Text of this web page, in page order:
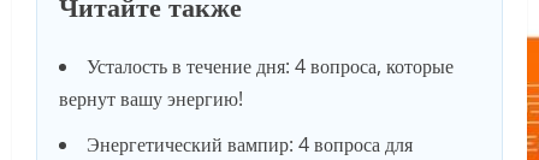
Усталость в течение дня: 4 вопроса, которые
вернут вашу энергию!
Энергетический вампир: 4 вопроса для